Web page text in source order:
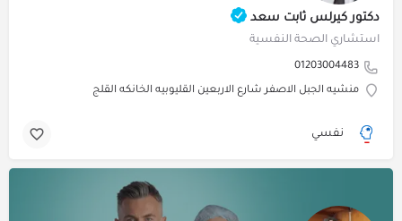
دكتور كيرلس ثابت سعد
استشاري الصحة النفسية
01203004483
منشيه الجبل الاصفر شارع الاربعين القليوبيه الخانكه القلج
نفسي